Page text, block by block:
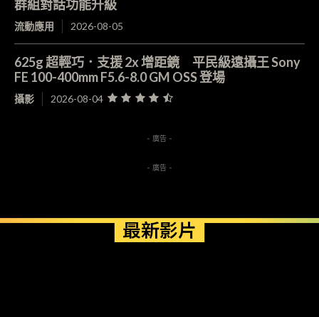
群組對話功能升級
流動應用 2026-08-05
625g 超輕巧．支援 2x 增距鏡 平民級遠攝王 Sony
FE 100-400mm F5.6-8.0 GM OSS 登場
攝影 2026-08-04
- 廣告 -
- 廣告 -
最新影片